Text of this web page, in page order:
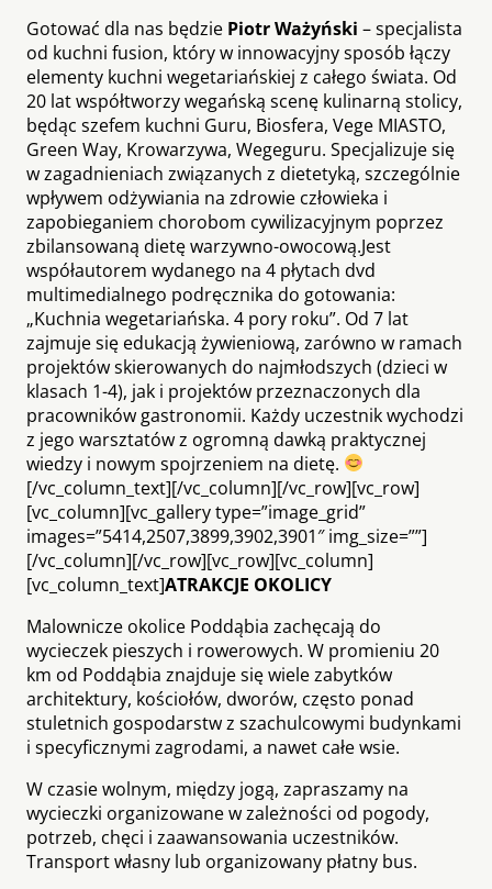
Gotować dla nas będzie Piotr Ważyński – specjalista
od kuchni fusion, który w innowacyjny sposób łączy
elementy kuchni wegetariańskiej z całego świata. Od
20 lat współtworzy wegańską scenę kulinarną stolicy,
będąc szefem kuchni Guru, Biosfera, Vege MIASTO,
Green Way, Krowarzywa, Wegeguru. Specjalizuje się
w zagadnieniach związanych z dietetyką, szczególnie
wpływem odżywiania na zdrowie człowieka i
zapobieganiem chorobom cywilizacyjnym poprzez
zbilansowaną dietę warzywno-owocową.Jest
współautorem wydanego na 4 płytach dvd
multimedialnego podręcznika do gotowania:
„Kuchnia wegetariańska. 4 pory roku”. Od 7 lat
zajmuje się edukacją żywieniową, zarówno w ramach
projektów skierowanych do najmłodszych (dzieci w
klasach 1-4), jak i projektów przeznaczonych dla
pracowników gastronomii. Każdy uczestnik wychodzi
z jego warsztatów z ogromną dawką praktycznej
wiedzy i nowym spojrzeniem na dietę.
[/vc_column_text][/vc_column][/vc_row][vc_row]
[vc_column][vc_gallery type=”image_grid”
images=”5414,2507,3899,3902,3901″ img_size=””]
[/vc_column][/vc_row][vc_row][vc_column]
[vc_column_text]ATRAKCJE OKOLICY
Malownicze okolice Poddąbia zachęcają do
wycieczek pieszych i rowerowych. W promieniu 20
km od Poddąbia znajduje się wiele zabytków
architektury, kościołów, dworów, często ponad
stuletnich gospodarstw z szachulcowymi budynkami
i specyficznymi zagrodami, a nawet całe wsie.
W czasie wolnym, między jogą, zapraszamy na
wycieczki organizowane w zależności od pogody,
potrzeb, chęci i zaawansowania uczestników.
Transport własny lub organizowany płatny bus.